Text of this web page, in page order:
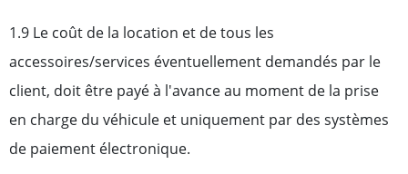
1.9 Le coût de la location et de tous les
accessoires/services éventuellement demandés par le
client, doit être payé à l'avance au moment de la prise
en charge du véhicule et uniquement par des systèmes
de paiement électronique.